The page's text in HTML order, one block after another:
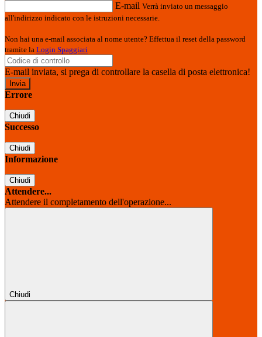
E-mail Verrà inviato un messaggio
all'indirizzo indicato con le istruzioni necessarie.
Non hai una e-mail associata al nome utente? Effettua il reset della password
tramite la Login Spaggiari
E-mail inviata, si prega di controllare la casella di posta elettronica!
Errore
Chiudi
Successo
Chiudi
Informazione
Chiudi
Attendere...
Attendere il completamento dell'operazione...
Chiudi